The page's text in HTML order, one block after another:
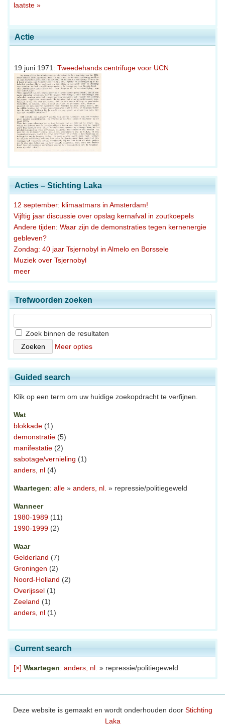
Actie
19 juni 1971: Tweedehands centrifuge voor UCN
Acties – Stichting Laka
12 september: klimaatmars in Amsterdam!
Vijftig jaar discussie over opslag kernafval in zoutkoepels
Andere tijden: Waar zijn de demonstraties tegen kernenergie
gebleven?
Zondag: 40 jaar Tsjernobyl in Almelo en Borssele
Muziek over Tsjernobyl
meer
laatste »
Trefwoorden zoeken
Zoek binnen de resultaten
Meer opties
Guided search
Klik op een term om uw huidige zoekopdracht te verfijnen.
Wat
blokkade (1)
demonstratie (5)
manifestatie (2)
sabotage/vernieling (1)
anders, nl (4)
Waartegen: alle » anders, nl. » repressie/politiegeweld
Wanneer
1980-1989 (11)
1990-1999 (2)
Waar
Gelderland (7)
Groningen (2)
Noord-Holland (2)
Overijssel (1)
Zeeland (1)
anders, nl (1)
Current search
[×] Waartegen: anders, nl. » repressie/politiegeweld
Deze website is gemaakt en wordt onderhouden door Stichting
Laka